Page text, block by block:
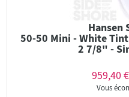
Hansen
50-50 Mini - White
2 7/8" -
959,40 €
Vous